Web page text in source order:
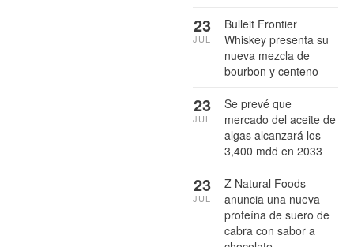
Bulleit Frontier
Whiskey presenta su
nueva mezcla de
bourbon y centeno
23
JUL
Se prevé que
mercado del aceite de
algas alcanzará los
3,400 mdd en 2033
23
JUL
Z Natural Foods
anuncia una nueva
proteína de suero de
cabra con sabor a
23
JUL